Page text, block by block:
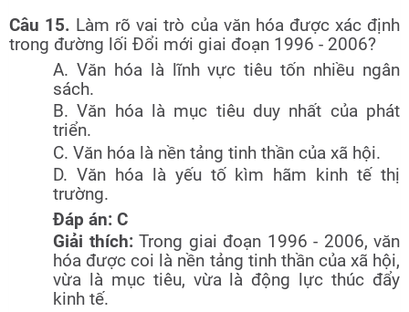
Câu 15. Làm rõ vai trò của văn hóa được xác định
trong đường lối Đổi mới giai đoạn 1996 - 2006?
A. Văn hóa là lĩnh vực tiêu tốn nhiều ngân
sách.
B. Văn hóa là mục tiêu duy nhất của phát
triển.
C. Văn hóa là nền tảng tinh thần của xã hội.
D. Văn hóa là yếu tố kìm hãm kinh tế thị
trường.
Đáp án: C
Giải thích: Trong giai đoạn 1996 - 2006, văn
hóa được coi là nền tảng tinh thần của xã hội,
vừa là mục tiêu, vừa là động lực thúc đẩy
kinh tế.